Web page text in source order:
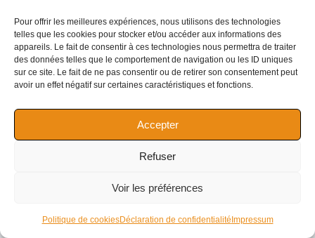
Pour offrir les meilleures expériences, nous utilisons des technologies
telles que les cookies pour stocker et/ou accéder aux informations des
appareils. Le fait de consentir à ces technologies nous permettra de traiter
des données telles que le comportement de navigation ou les ID uniques
sur ce site. Le fait de ne pas consentir ou de retirer son consentement peut
avoir un effet négatif sur certaines caractéristiques et fonctions.
Accepter
Refuser
Voir les préférences
Politique de cookiesDéclaration de confidentialité Impressum
Navigation
de
PRÉCÉDENT
Où acheter Rosuvastatine
Dans quels cas
Rosuvastatine est-il utilisé ?
SUIVANT
Où peut-on commander
Pyridium en un coup d’œil :
les informations essentielles